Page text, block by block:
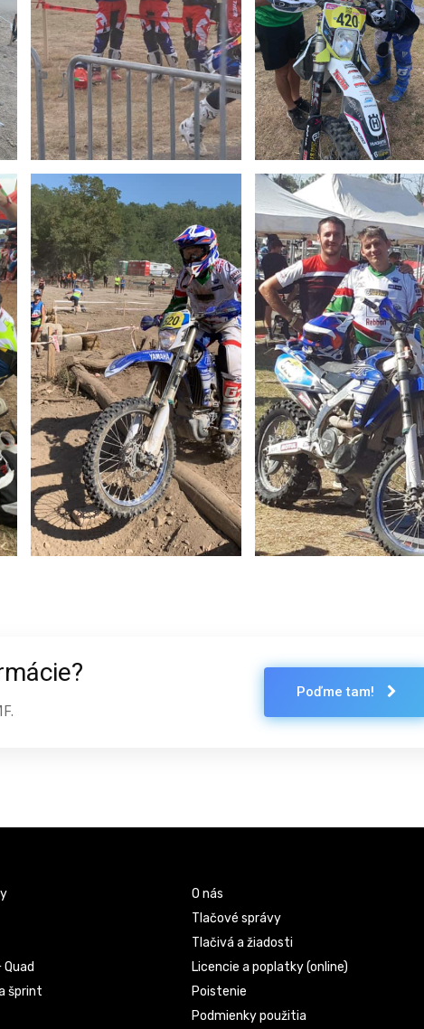
Poďme tam!
Quad
šprint
O nás
Tlačové správy
Tlačivá a žiadosti
Licencie a poplatky (online)
Poistenie
Podmienky použitia